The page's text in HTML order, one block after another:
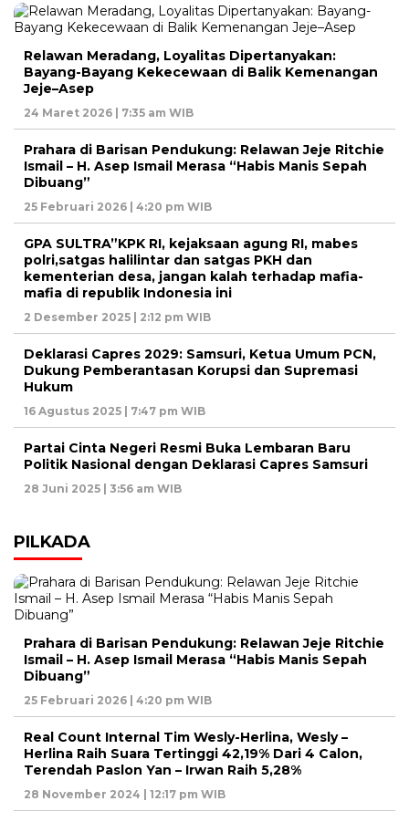
Relawan Meradang, Loyalitas Dipertanyakan:
Bayang-Bayang Kekecewaan di Balik Kemenangan
Jeje–Asep
24 Maret 2026 | 7:35 am WIB
Prahara di Barisan Pendukung: Relawan Jeje Ritchie
Ismail – H. Asep Ismail Merasa “Habis Manis Sepah
Dibuang”
25 Februari 2026 | 4:20 pm WIB
GPA SULTRA”KPK RI, kejaksaan agung RI, mabes
polri,satgas halilintar dan satgas PKH dan
kementerian desa, jangan kalah terhadap mafia-
mafia di republik Indonesia ini
2 Desember 2025 | 2:12 pm WIB
Deklarasi Capres 2029: Samsuri, Ketua Umum PCN,
Dukung Pemberantasan Korupsi dan Supremasi
Hukum
16 Agustus 2025 | 7:47 pm WIB
Partai Cinta Negeri Resmi Buka Lembaran Baru
Politik Nasional dengan Deklarasi Capres Samsuri
28 Juni 2025 | 3:56 am WIB
PILKADA
Prahara di Barisan Pendukung: Relawan Jeje Ritchie
Ismail – H. Asep Ismail Merasa “Habis Manis Sepah
Dibuang”
25 Februari 2026 | 4:20 pm WIB
Real Count Internal Tim Wesly-Herlina, Wesly –
Herlina Raih Suara Tertinggi 42,19% Dari 4 Calon,
Terendah Paslon Yan – Irwan Raih 5,28%
28 November 2024 | 12:17 pm WIB